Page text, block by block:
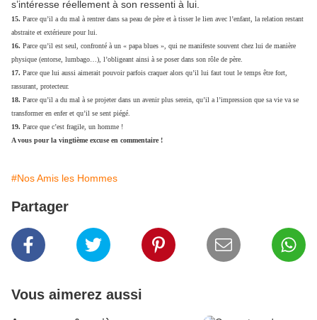
s’intéresse réellement à son ressenti à lui.
15. Parce qu’il a du mal à rentrer dans sa peau de père et à tisser le lien avec l’enfant, la relation restant
abstraite et extérieure pour lui.
16. Parce qu’il est seul, confronté à un « papa blues », qui ne manifeste souvent chez lui de manière
physique (entorse, lumbago…), l’obligeant ainsi à se poser dans son rôle de père.
17. Parce que lui aussi aimerait pouvoir parfois craquer alors qu’il lui faut tout le temps être fort,
rassurant, protecteur.
18. Parce qu’il a du mal à se projeter dans un avenir plus serein, qu’il a l’impression que sa vie va se
transformer en enfer et qu’il se sent piégé.
19. Parce que c’est fragile, un homme !
A vous pour la vingtième excuse en commentaire !
#Nos Amis les Hommes
Partager
Vous aimerez aussi